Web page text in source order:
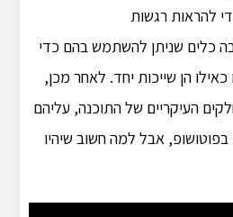
להראות רגשות
כלים שניתן להשתמש בהם כדי
הן שייכות יחד. לאחר מכן,
העיקריים של התוכנה, עליהם
אבל למה חשוב שיהיו